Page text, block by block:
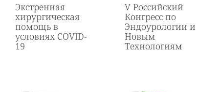
Экстренная
хирургическая
помощь в
условиях COVID-
19
V Российский
Конгресс по
Эндоурологии и
Новым
Технологиям